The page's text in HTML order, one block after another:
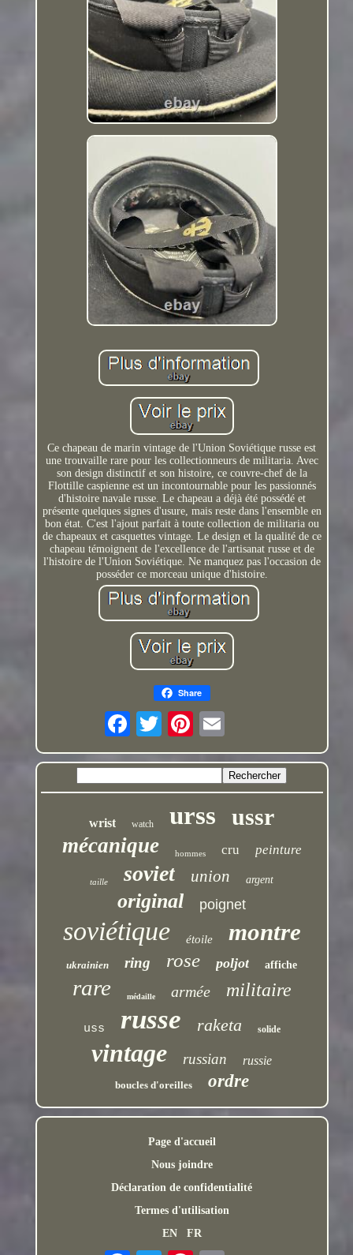
Ce chapeau de marin vintage de l'Union Soviétique russe est
une trouvaille rare pour les collectionneurs de militaria. Avec
son design distinctif et son histoire, ce couvre-chef de la
Flottille caspienne est un incontournable pour les passionnés
d'histoire navale russe. Le chapeau a déjà été possédé et
présente quelques signes d'usure, mais reste dans l'ensemble en
bon état. C'est l'ajout parfait à toute collection de militaria ou
de chapeaux et casquettes vintage. Le design et la qualité de ce
chapeau témoignent de l'excellence de l'artisanat russe et de
l'histoire de l'Union Soviétique. Ne manquez pas l'occasion de
posséder ce morceau unique d'histoire.
Share
wrist watch urss ussr
mécanique hommes cru peinture
taille soviet union argent
original poignet
soviétique étoile montre
ukrainien ring rose poljot affiche
rare médaille armée militaire
uss russe raketa solide
vintage russian russie
boucles d'oreilles ordre
Page d'accueil
Nous joindre
Déclaration de confidentialité
Termes d'utilisation
EN
FR